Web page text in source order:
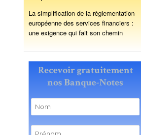
La simplification de la règlementation
européenne des services financiers :
une exigence qui fait son chemin
Recevoir gratuitement
nos Banque-Notes